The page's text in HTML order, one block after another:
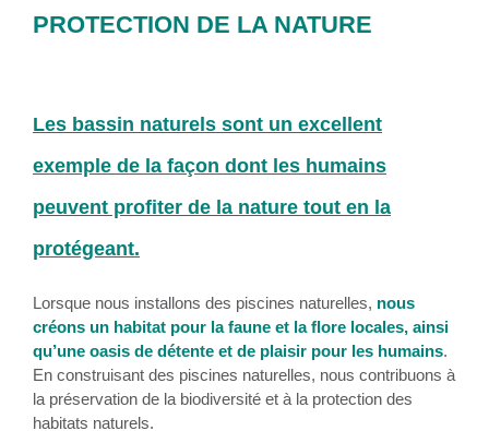
PROTECTION DE LA NATURE
Les bassin naturels sont un excellent
exemple de la façon dont les humains
peuvent profiter de la nature tout en la
protégeant.
Lorsque nous installons des piscines naturelles, nous
créons un habitat pour la faune et la flore locales, ainsi
qu’une oasis de détente et de plaisir pour les humains.
En construisant des piscines naturelles, nous contribuons à
la préservation de la biodiversité et à la protection des
habitats naturels.